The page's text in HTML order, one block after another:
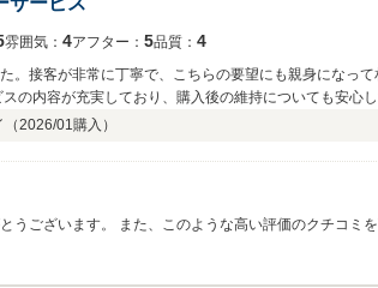
雰囲気： 4アフター： 5品質： 4
。接客が非常に丁寧で、こちらの要望にも親身になっ
の内容が充実しており、購入後の維持についても安
りがとうございました。
2026/01購入）
うございます。 また、このような高い評価のクチコ